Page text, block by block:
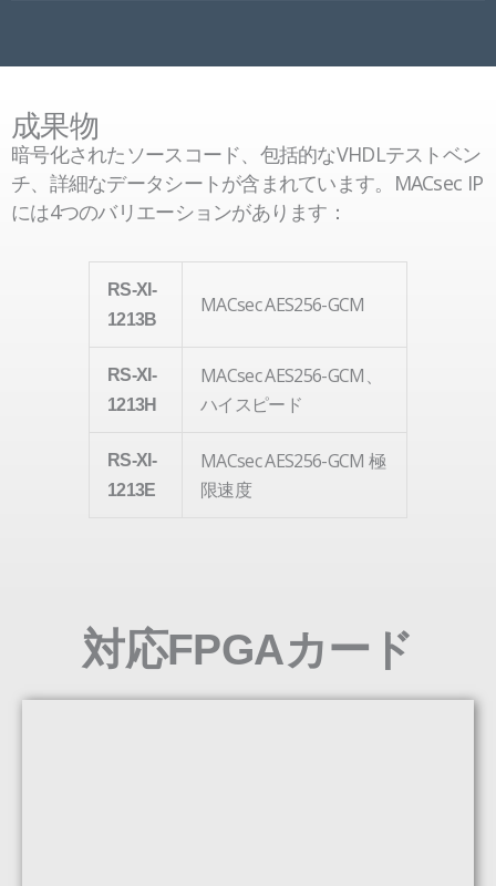
成果物
暗号化されたソースコード、包括的なVHDLテストベン
チ、詳細なデータシートが含まれています。 MACsec IP
には4つのバリエーションがあります：
RS-XI-
1213B
MACsec AES256-GCM
RS-XI-
1213H
MACsec AES256-GCM、
ハイスピード
RS-XI-
1213E
MACsec AES256-GCM 極
限速度
対応FPGAカード